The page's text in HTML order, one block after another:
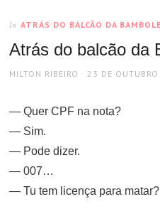
In ATRÁS DO BALCÃO DA
Atrás do balcão da
AUTHOR
MILTON RIBEIRO
POSTED
23 DE
— Quer CPF na nota?
— Sim.
— Pode dizer.
— 007…
— Tu tem licença para matar?